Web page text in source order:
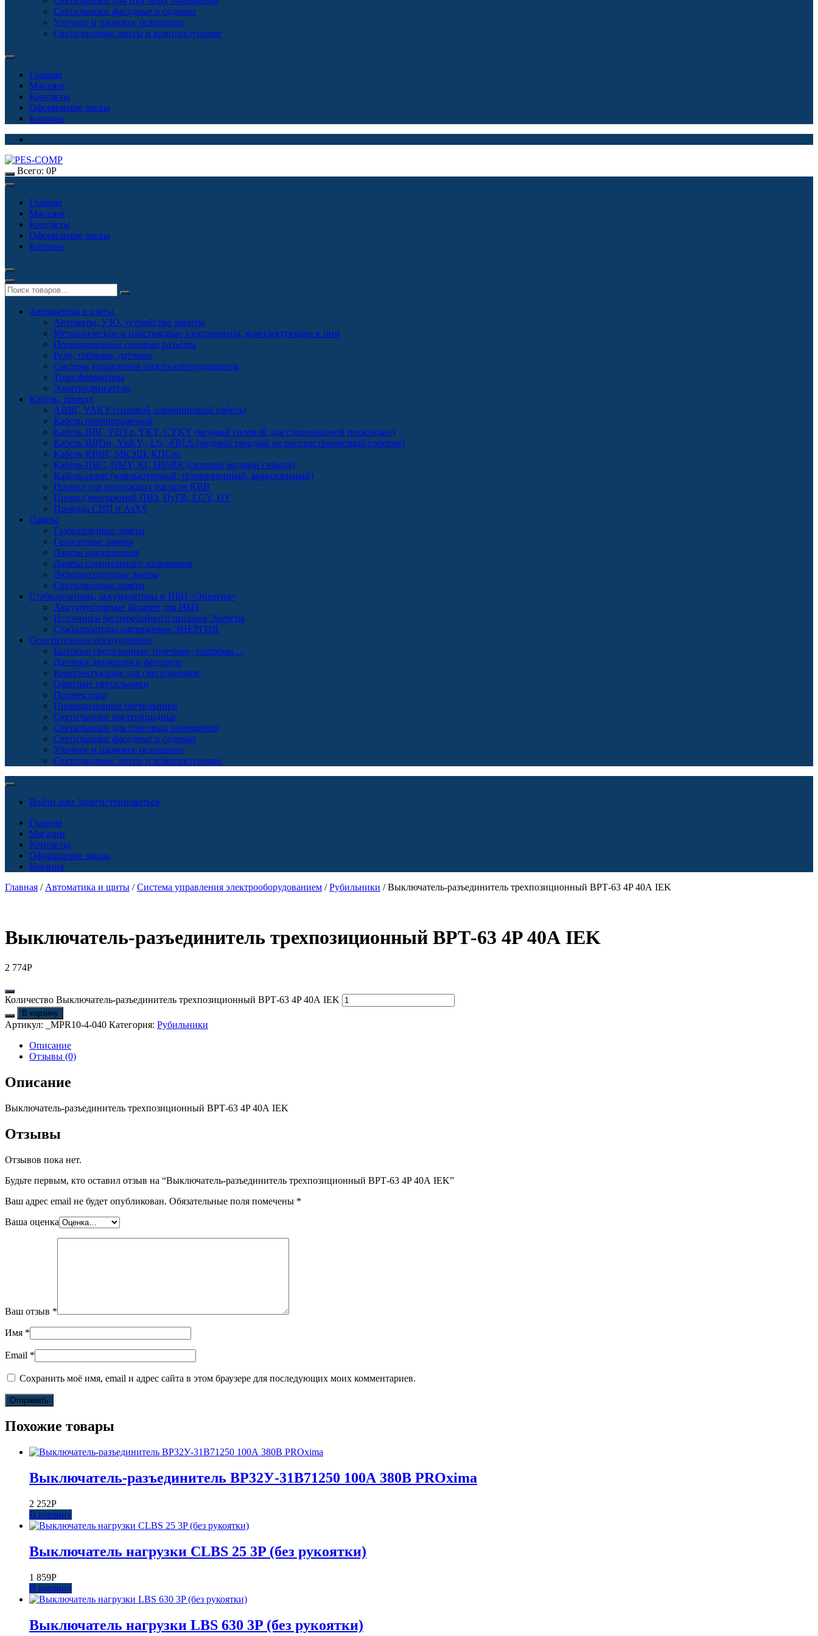
Светильники фасадные и садовые
Уличное и парковое освещение
Светодиодные ленты и комплектующие
Главная
Магазин
Контакты
Оформление заказа
Корзина
Всего: 0Р
Главная
Магазин
Контакты
Оформление заказа
Корзина
Автоматика и щиты
Автоматы, УЗО, устройства защиты
Металлические и пластиковые электрощиты, комплектующие к ним
Промышленные силовые разъёмы
Реле, таймеры, датчики
Система управления электрооборудованием
Трансформаторы
Электродвигатели
Кабель, провод
АВВГ, YAKY (силовой алюминиевый кабель)
Кабель бронированный
Кабель ВВГ, YDYp, YKY, CYKY (медный силовой для стационарной прокладки)
Кабель ВВГнг, YnKY, -LS, -FRLS (медный твердый не распространяющий горение)
Кабель КВВГ, МКЭШ, КПСнг
Кабель ПВС, OMY, КГ, H05RR (силовой медный гибкий)
Кабель связи (компьютерный, телевизионный, коаксиальный)
Провод для погружных насосов КВВ
Провод монтажный ПВЗ, ПуГВ, LGY, DY
Провода СИП и AsXS
Лампы
Газоразрядные лампы
Галогенные лампы
Лампы накаливания
Лампы специального назначения
Люминесцентные лампы
Светодиодные лампы
Стабилизаторы, аккумуляторы и ИБП «Энергия»
Аккумуляторные батареи для ИБП
Источники бесперебойного питания Энергия
Стабилизаторы напряжения ЭНЕРГИЯ
Осветительное оборудование
Бытовые светильники: точечные, плафоны…
Датчики движения и фотореле
Комплектующие для светильников
Офисные светильники
Прожекторы
Промышленные светильники
Светильники бактерицидные
Светильники для торговых помещений
Светильники фасадные и садовые
Уличное и парковое освещение
Светодиодные ленты и комплектующие
Войти или Зарегистрироваться
Главная
Магазин
Контакты
Оформление заказа
Корзина
Главная / Автоматика и щиты /Система управления электрооборудованием /Рубильники / Выключатель-разъединитель трехпозиционный ВРТ-63 4P 40А IEK
Выключатель-разъединитель трехпозиционный ВРТ-63 4P 40А IEK
2 774Р
Количество Выключатель-разъединитель трехпозиционный ВРТ-63 4P 40А IEK
В корзину
Артикул: _MPR10-4-040 Категория: Рубильники
Описание
Отзывы (0)
Описание
Выключатель-разъединитель трехпозиционный ВРТ-63 4P 40А IEK
Отзывы
Отзывов пока нет.
Будьте первым, кто оставил отзыв на “Выключатель-разъединитель трехпозиционный ВРТ-63 4P 40А IEK”
Ваш адрес email не будет опубликован. Обязательные поля помечены *
Ваша оценка
Ваш отзыв *
Имя *
Email *
Сохранить моё имя, email и адрес сайта в этом браузере для последующих моих комментариев.
Похожие товары
Выключатель-разъединитель ВР32У-31В71250 100А 380В PROxima
2 252Р
В корзину
Выключатель нагрузки CLBS 25 3P (без рукоятки)
1 859Р
В корзину
Выключатель нагрузки LBS 630 3P (без рукоятки)